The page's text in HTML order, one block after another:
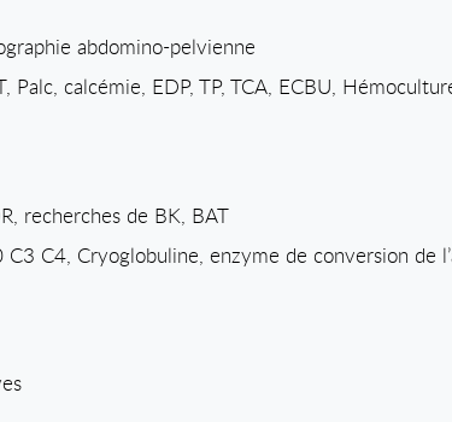
abdomino-pelvienne
Palc, calcémie, EDP, TP, TCA, ECBU,
recherches de BK, BAT
C4, Cryoglobuline, enzyme de conversion de